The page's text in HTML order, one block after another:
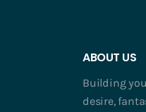
ABOUT US
Building
desire,